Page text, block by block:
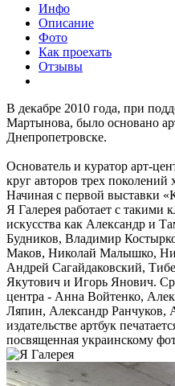
Инфо
Описание
Фото
Как проехать
Отзывы
В декабре 2010 года, при
Мартынова, было основано
Днепропетровске.
Основатель и куратор арт-
круг авторов трех
Начиная с первой выставки
Я Галерея работает с такими
искусства как Александр и
Будников, Владимир
Маков, Николай Малышко,
Андрей Сагайдаковский,
Якутович и Игорь Янович.
центра - Анна Войтенко,
Ляпин, Александр Ранчуков,
издательстве артбук
посвященная украинскому